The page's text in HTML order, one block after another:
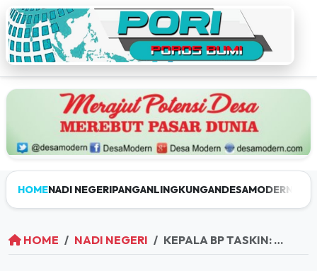
HOMENADI NEGERIPANGANLINGKUNGANDESAMODERN
HOME NADI NEGERI KEPALA BP TASKIN: DESA MEMBANTU PENGENTASAN KEMISKINAN LEBIH KONTEKSTUAL BERBASIS BUDAYA